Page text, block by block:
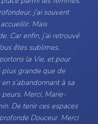
j’ai souvent
Mais
Car enfin, j’ai retrouvé
êtes sublimes,
la Vie, et pour
plus grande que de
s’abandonnant à sa
Merci, Marie-
De tenir ces espaces
Douceur. Merci